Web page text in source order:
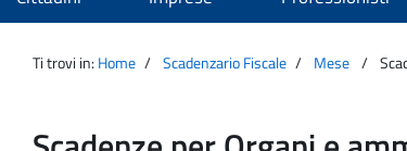
Entrate
principale
Ti trovi in: Home Scadenzario Fiscale Mese